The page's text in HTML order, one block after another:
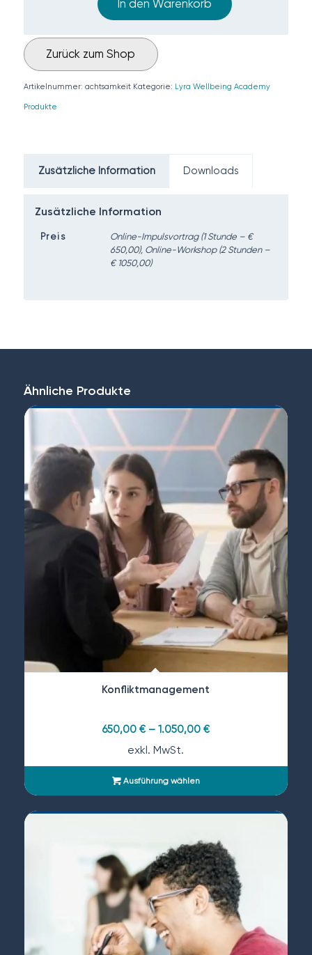
In den Warenkorb
Zurück zum Shop
Artikelnummer: achtsamkeit Kategorie: Lyra Wellbeing Academy
Produkte
Zusätzliche Information Downloads
Zusätzliche Information
Preis
Online-Impulsvortrag (1 Stunde – €
650,00), Online-Workshop (2 Stunden –
€ 1050,00)
Ähnliche Produkte
Konfliktmanagement
650,00 €– 1.050,00 €
exkl. MwSt.
Ausführung wählen